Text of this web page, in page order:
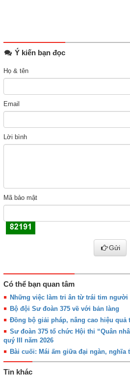
Ý kiến bạn đọc
Họ & tên
Email
Lời bình
Mã bảo mật
Gửi
Có thể bạn quan tâm
Những việc làm tri ân từ trái tim
Bộ đội Sư đoàn 375 về với bản làng
Đồng bộ giải pháp, nâng cao hiệu quả
Sư đoàn 375 tổ chức Hội thi “Quân
quý III năm 2026
Bài cuối: Mái ấm giữa đại ngàn, nghĩa
Tin khác